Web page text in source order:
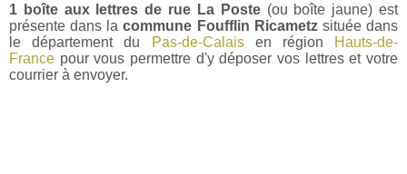
1 boîte aux lettres de rue La Poste(ou boîte jaune) est
présente dans lacommune Foufflin Ricametzsituée dans
le département du
Pas-de-Calaisen région
Hauts-de-
France pour vous permettre d'y déposer vos lettres et votre
courrier à envoyer.